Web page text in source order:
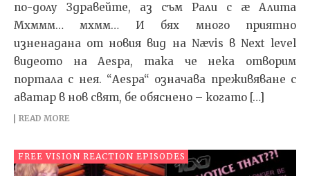
по-долу Здравейте, аз съм Рали с æ Алита
Мхммм… мхмм… И бях много приятно
изненадана от новия вид на Nævis в Next level
видеото на Aespa, така че нека отворим
портала с нея. “Aespa“ означава преживяване с
аватар в нов свят, бе обяснено – когато […]
READ MORE
FREE VISION REACTION EPISODES